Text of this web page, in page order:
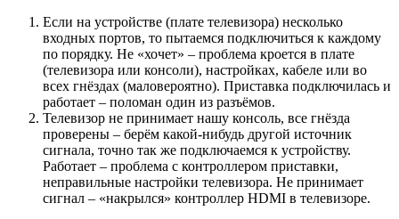
Если на устройстве (плате телевизора) несколько
входных портов, то пытаемся подключиться к каждому
по порядку. Не «хочет» – проблема кроется в плате
(телевизора или консоли), настройках, кабеле или во
всех гнёздах (маловероятно). Приставка подключилась и
работает – поломан один из разъёмов.
Телевизор не принимает нашу консоль, все гнёзда
проверены – берём какой-нибудь другой источник
сигнала, точно так же подключаемся к устройству.
Работает – проблема с контроллером приставки,
неправильные настройки телевизора. Не принимает
сигнал – «накрылся» контроллер HDMI в телевизоре.